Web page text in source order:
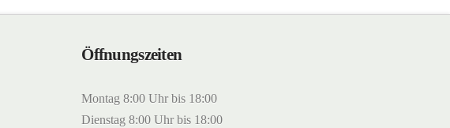
Öffnungszeiten
Montag 8:00 Uhr bis 18:00
Dienstag 8:00 Uhr bis 18:00